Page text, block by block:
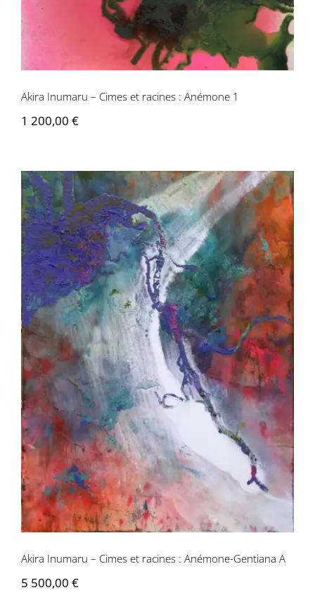
Akira Inumaru – Cimes et racines : Anémone 1
1 200,00 €
Akira Inumaru – Cimes et racines :
Anémone-Gentiana A
Akira Inumaru – Cimes et racines : Anémone-Gentiana A
5 500,00 €